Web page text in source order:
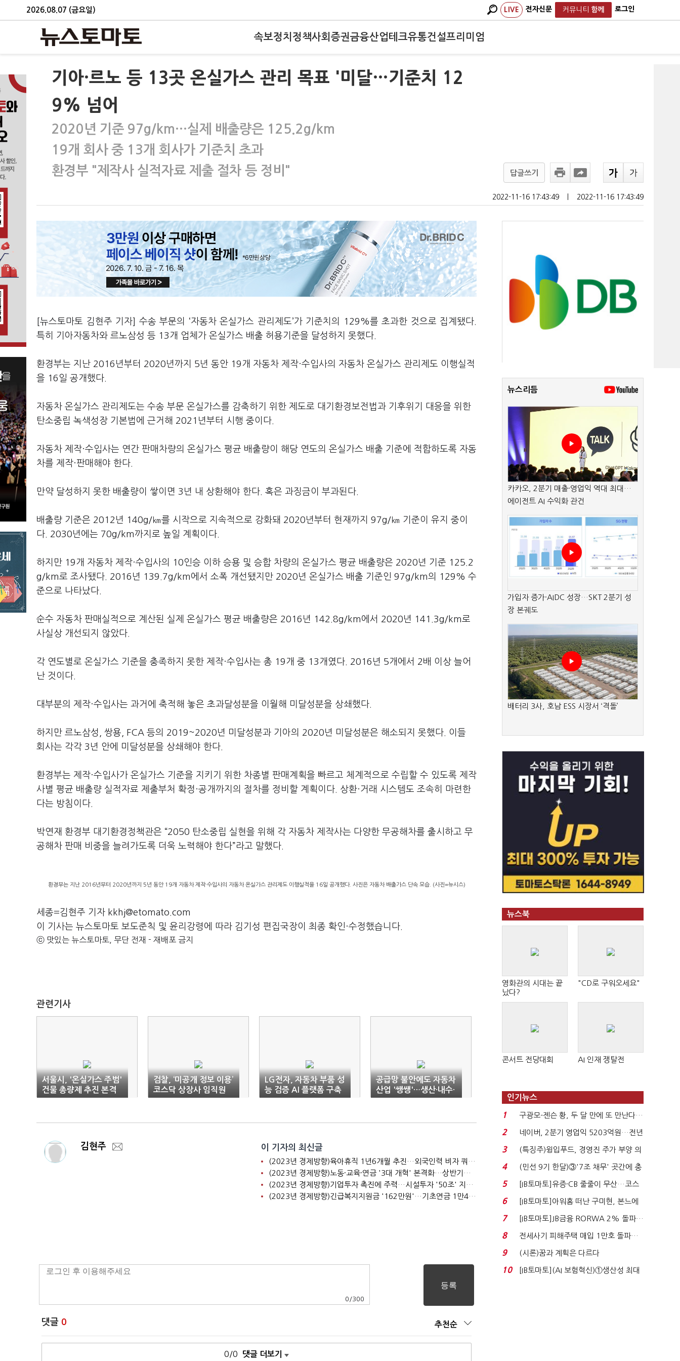
2026.08.07 (금요일) LIVE 전자신문 커뮤니티 함께 로그인
속보정치 정책사회 증권금융산업테크유통건설프리미엄
기아·르노 등 13곳 온실가스 관리 목표 '미달…기준치 12
9% 넘어
2020년 기준 97g/km…실제 배출량은 125.2g/km
19개 회사 중 13개 회사가 기준치 초과
환경부 "제작사 실적자료 제출 절차 등 정비"
답글쓰기
2022-11-16 17:43:49 2022-11-16 17:43:49
[뉴스토마토 김현주 기자] 수송 부문의 ‘자동차 온실가스 관리제도’가 기준치의 129%를 초과한 것으로 집계됐다.
특히 기아자동차와 르노삼성 등 13개 업체가 온실가스 배출 허용기준을 달성하지 못했다.
환경부는 지난 2016년부터 2020년까지 5년 동안 19개 자동차 제작·수입사의 자동차 온실가스 관리제도 이행실적
을 16일 공개했다.
자동차 온실가스 관리제도는 수송 부문 온실가스를 감축하기 위한 제도로 대기환경보전법과 기후위기 대응을 위한
탄소중립 녹색성장 기본법에 근거해 2021년부터 시행 중이다.
자동차 제작·수입사는 연간 판매차량의 온실가스 평균 배출량이 해당 연도의 온실가스 배출 기준에 적합하도록 자동
차를 제작·판매해야 한다.
만약 달성하지 못한 배출량이 쌓이면 3년 내 상환해야 한다. 혹은 과징금이 부과된다.
배출량 기준은 2012년 140g/㎞를 시작으로 지속적으로 강화돼 2020년부터 현재까지 97g/㎞ 기준이 유지 중이
다. 2030년에는 70g/km까지로 높일 계획이다.
하지만 19개 자동차 제작·수입사의 10인승 이하 승용 및 승합 차량의 온실가스 평균 배출량은 2020년 기준 125.2
g/km로 조사됐다. 2016년 139.7g/km에서 소폭 개선됐지만 2020년 온실가스 배출 기준인 97g/km의 129% 수
준으로 나타났다.
순수 자동차 판매실적으로 계산된 실제 온실가스 평균 배출량은 2016년 142.8g/km에서 2020년 141.3g/km로
사실상 개선되지 않았다.
각 연도별로 온실가스 기준을 충족하지 못한 제작·수입사는 총 19개 중 13개였다. 2016년 5개에서 2배 이상 늘어
난 것이다.
대부분의 제작·수입사는 과거에 축적해 놓은 초과달성분을 이월해 미달성분을 상쇄했다.
하지만 르노삼성, 쌍용, FCA 등의 2019~2020년 미달성분과 기아의 2020년 미달성분은 해소되지 못했다. 이들
회사는 각각 3년 안에 미달성분을 상쇄해야 한다.
환경부는 제작·수입사가 온실가스 기준을 지키기 위한 차종별 판매계획을 빠르고 체계적으로 수립할 수 있도록 제작
사별 평균 배출량 실적자료 제출부처 확정·공개까지의 절차를 정비할 계획이다. 상환·거래 시스템도 조속히 마련한
다는 방침이다.
박연재 환경부 대기환경정책관은 “2050 탄소중립 실현을 위해 각 자동차 제작사는 다양한 무공해차를 출시하고 무
공해차 판매 비중을 늘려가도록 더욱 노력해야 한다”라고 말했다.
환경부는 지난 2016년부터 2020년까지 5년 동안 19개 자동차 제작·수입사의 자동차 온실가스 관리제도 이행실적을 16일 공개했다. 사진은 자동차 배출가스 단속 모습. (사진=뉴시스)
세종=김현주 기자 kkhj@etomato.com
이 기사는 뉴스토마토 보도준칙 및 윤리강령에 따라 김기성 편집국장이 최종 확인·수정했습니다.
ⓒ 맛있는 뉴스토마토, 무단 전재 - 재배포 금지
관련기사
서울시, '온실가스 주범'
건물 총량제 추진 본격
화
검찰, ‘미공개 정보 이용’
코스닥 상장사 임직원
무더기 기소
LG전자, 자동차 부품 성
능 검증 AI 플랫폼 구축
공급망 불안에도 자동차
산업 '쌩쌩'…생산·내수·
수출 트리플 증가
김현주 이 기자의 최신글
(2023년 경제방향)육아휴직 1년6개월 추진…외국인력 비자 쿼터 11만명 확대
(2023년 경제방향)노동·교육·연금 '3대 개혁' 본격화…상반기엔 근로시간 개편
(2023년 경제방향)기업투자 촉진에 주력…시설투자 '50조' 지원·공제율 10%↑
(2023년 경제방향)긴급복지지원금 '162만원'…기초연금 1만4000원·장애수당 2만원↑
0 /300
댓글 0 추천순
0/0 댓글 더보기
뉴스리듬
카카오, 2분기 매출·영업익 역대 최대…
에이전트 AI 수익화 관건
가입자 증가·AIDC 성장…SKT 2분기 성
장 본궤도
배터리 3사, 호남 ESS 시장서 ‘격돌’
뉴스북
영화관의 시대는 끝
났다?
"CD로 구워오세요"
콘서트 전당대회 AI 인재 쟁탈전
인기뉴스
1
구광모-젠슨 황, 두 달 만에 또 만난다…
로봇·AI 등 논...
2
네이버, 2분기 영업익 5203억원…전년
비 0.2% 감소...
3
(특징주)윙입푸드, 경영진 주가 부양 의
지에 상한가...
4
(민선 9기 한달)③'7조 채무' 곳간에 충
격…추미애, 20년...
5
[IB토마토]유증·CB 줄줄이 무산…코스
닥 벌점 급증에 ...
6
[IB토마토]아워홈 떠난 구미현, 본느에
340억 베팅…가...
7
[IB토마토]JB금융 RORWA 2% 돌파…
실적 견인은 은행 ...
8
전세사기 피해주택 매입 1만호 돌파…
누적 피해자 4만2...
9 (시론)꿈과 계획은 다르다
10
[IB토마토](AI 보험혁신)①생산성 최대